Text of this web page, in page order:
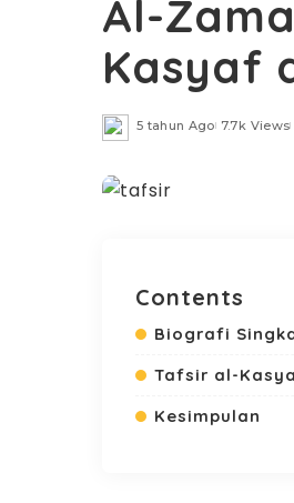
Al-
Kasyaf
5 tahun Ago 7.7k Views
Contents
Biografi
Tafsir al-
Kesimpulan